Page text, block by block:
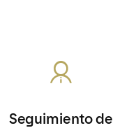
Seguimiento de